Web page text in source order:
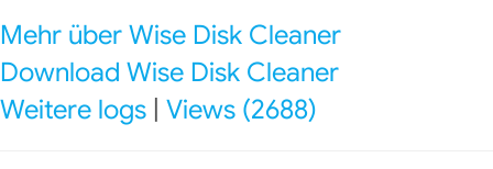
Mehr über Wise Disk Cleaner
Download Wise Disk Cleaner
Weitere logs Views (2688)